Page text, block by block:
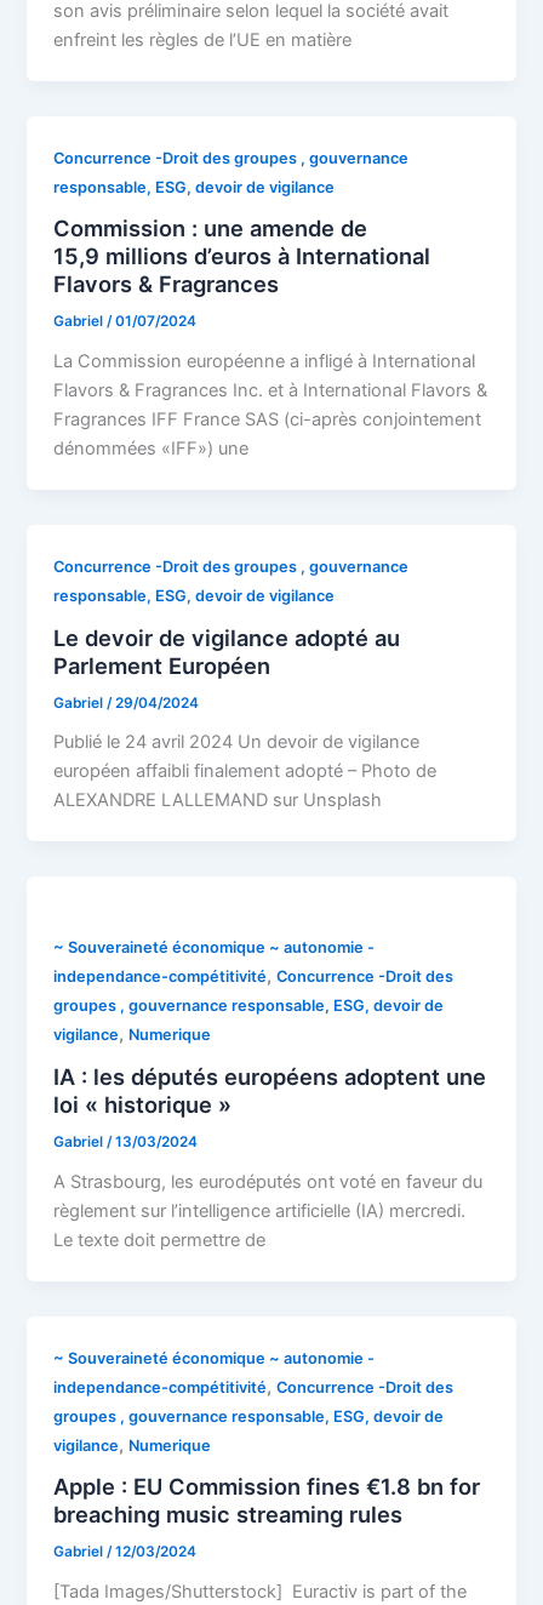
son avis préliminaire selon lequel la société avait
enfreint les règles de l’UE en matière
Concurrence -Droit des groupes , gouvernance
responsable, ESG, devoir de vigilance
Commission : une amende de
15,9 millions d’euros à International
Flavors & Fragrances
Gabriel/01/07/2024
La Commission européenne a infligé à International
Flavors & Fragrances Inc. et à International Flavors &
Fragrances IFF France SAS (ci-après conjointement
dénommées «IFF») une
Concurrence -Droit des groupes , gouvernance
responsable, ESG, devoir de vigilance
Le devoir de vigilance adopté au
Parlement Européen
Gabriel /29/04/2024
Publié le 24 avril 2024 Un devoir de vigilance
européen affaibli finalement adopté – Photo de
ALEXANDRE LALLEMAND sur Unsplash
~ Souveraineté économique ~ autonomie -
independance-compétitivité,Concurrence -Droit des
groupes , gouvernance responsable, ESG, devoir de
vigilance, Numerique
IA : les députés européens adoptent une
loi « historique »
Gabriel/13/03/2024
A Strasbourg, les eurodéputés ont voté en faveur du
règlement sur l’intelligence artificielle (IA) mercredi.
Le texte doit permettre de
~ Souveraineté économique ~ autonomie -
independance-compétitivité,Concurrence -Droit des
groupes , gouvernance responsable, ESG, devoir de
vigilance, Numerique
Apple : EU Commission fines €1.8 bn for
breaching music streaming rules
Gabriel/12/03/2024
[Tada Images/Shutterstock] Euractiv is part of the